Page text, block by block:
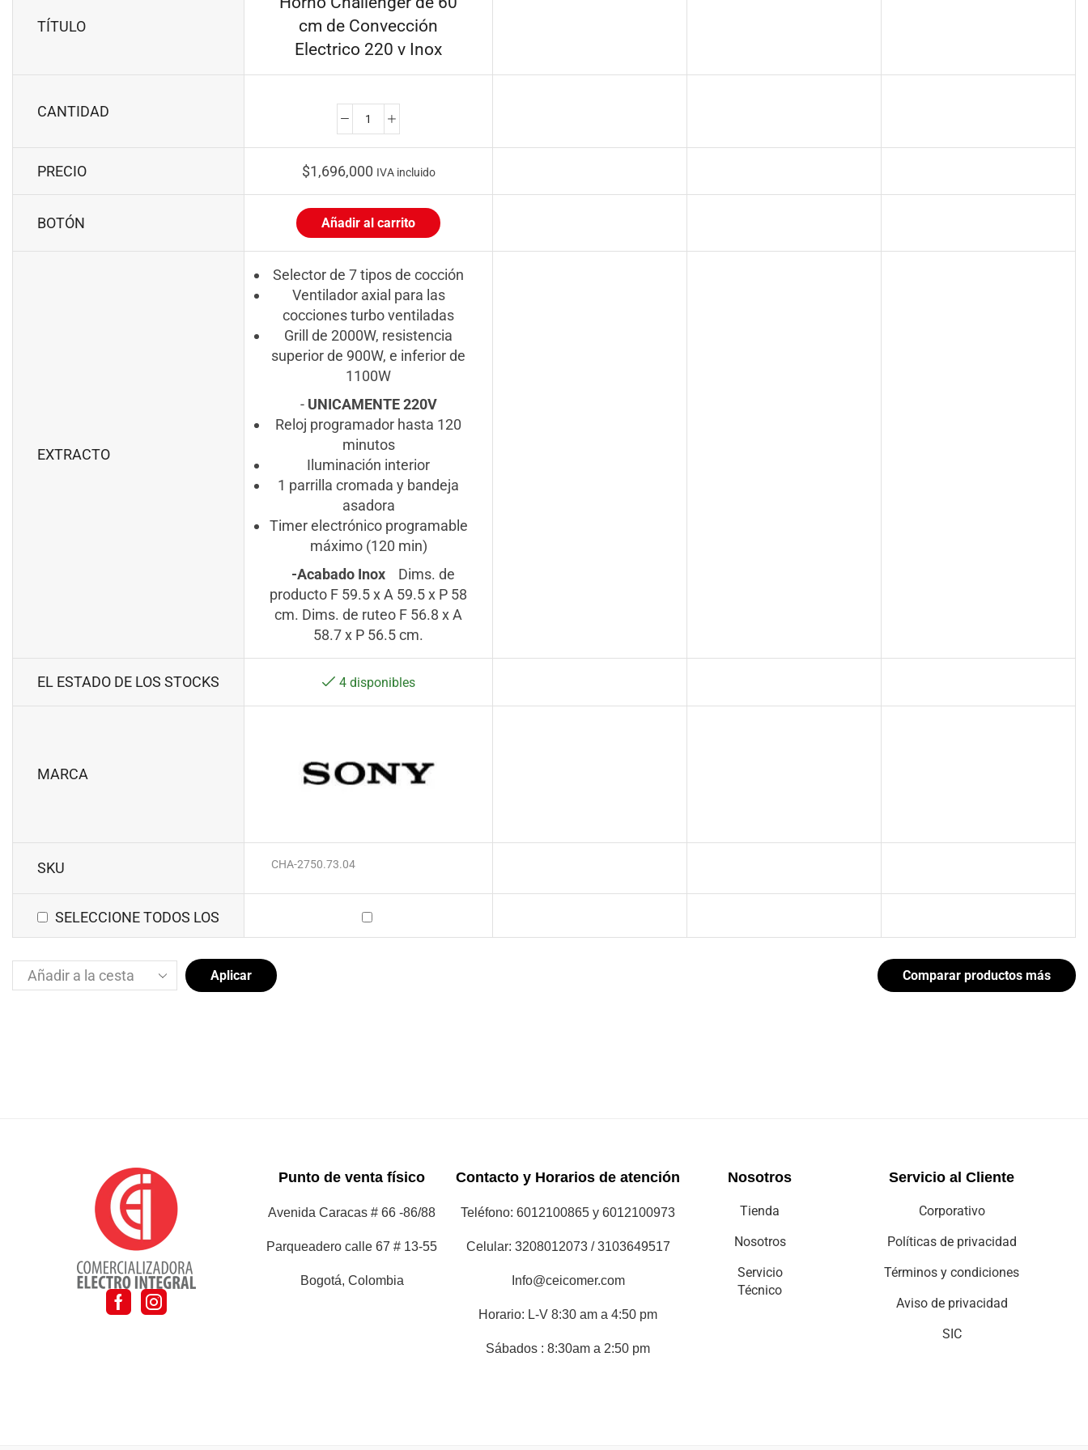
TÍTULO
cm de Convección
Electrico 220 v Inox
CANTIDAD
PRECIO $1,696,000 IVA incluido
BOTÓN Añadir al carrito
EXTRACTO
Selector de 7 tipos de cocción
Ventilador axial para las
cocciones turbo ventiladas
Grill de 2000W, resistencia
superior de 900W, e inferior de
1100W
- UNICAMENTE 220V
Reloj programador hasta 120
minutos
Iluminación interior
1 parrilla cromada y bandeja
asadora
Timer electrónico programable
máximo (120 min)
-Acabado Inox
Dims. de
producto F 59.5 x A 59.5 x P 58
cm. Dims. de ruteo F 56.8 x A
58.7 x P 56.5 cm.
EL ESTADO DE LOS STOCKS 4 disponibles
MARCA
SKU CHA-2750.73.04
SELECCIONE TODOS LOS
Aplicar Comparar productos más
Punto de venta físico
Avenida Caracas # 66 -86/88
Parqueadero calle 67 # 13-55
Bogotá, Colombia
Contacto y Horarios de atención
Teléfono: 6012100865 y 6012100973
Celular: 3208012073 / 3103649517
Info@ceicomer.com
Horario: L-V 8:30 am a 4:50 pm
Sábados : 8:30am a 2:50 pm
Nosotros
Tienda
Nosotros
Servicio
Técnico
Servicio al Cliente
Corporativo
Políticas de privacidad
Términos y condiciones
Aviso de privacidad
SIC